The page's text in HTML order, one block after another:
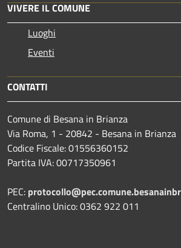
VIVERE IL COMUNE
Luoghi
Eventi
CONTATTI
Comune di Besana in Brianza
Via Roma, 1 - 20842 - Besana in Brianza
Codice Fiscale: 01556360152
Partita IVA: 00717350961
PEC:
Centralino Unico: 0362 922 011